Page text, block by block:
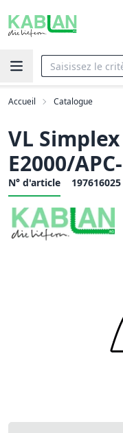
Accueil Catalogue
VL
E2000/
N° d'article 197616025